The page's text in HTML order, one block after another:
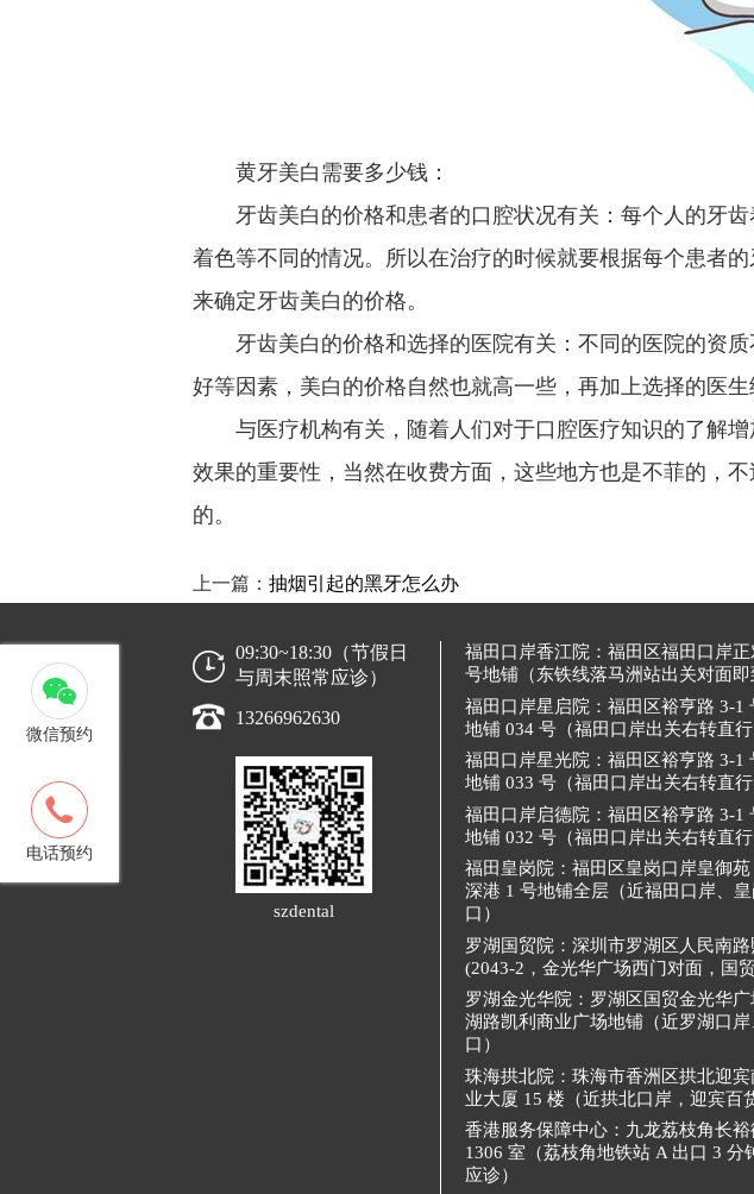
黄牙美白需要多少钱：
牙齿美白的价格和患者的口腔状况有关：每个人的牙齿
着色等不同的情况。所以在治疗的时候就要根据每个患者
来确定牙齿美白的价格。
牙齿美白的价格和选择的医院有关：不同的医院的资质
好等因素，美白的价格自然也就高一些，再加上选择的医
与医疗机构有关，随着人们对于口腔医疗知识的了解增
效果的重要性，当然在收费方面，这些地方也是不菲的，
的。
上一篇： 抽烟引起的黑牙怎么办
微信预约
电话预约
客服
13266962630
09:30~18:30（节假日
与周末照常应诊）
13266962630
szdental
福田口岸香江院：福田区福田口岸
号地铺（东铁线落马洲站出关对面即
福田口岸星启院：福田区裕亨路 3-1
地铺 034 号（福田口岸出关右转直行
福田口岸星光院：福田区裕亨路 3-1
地铺 033 号（福田口岸出关右转直行
福田口岸启德院：福田区裕亨路 3-1
地铺 032 号（福田口岸出关右转直行
福田皇岗院：福田区皇岗口岸皇御苑
深港 1 号地铺全层（近福田口岸、
口）
罗湖国贸院：深圳市罗湖区人民南
(2043-2，金光华广场西门对面，国
罗湖金光华院： 罗湖区国贸金光华
湖路凯利商业广场地铺（近罗湖口
口）
珠海拱北院：珠海市香洲区拱北迎
业大厦 15 楼（近拱北口岸，迎宾百
香港服务保障中心： 九龙荔枝角长
1306 室（荔枝角地铁站 A 出口 3 分
应诊）